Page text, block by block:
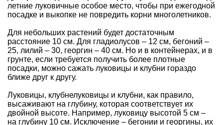
летние луковичные особое место, чтобы при ежегодной
посадке и выкопке не повредить корни многолетников.
Для небольших растений будет достаточным
расстояние 10 см. Для гладиолусов – 12 см, бегоний –
25, лилий – 30, георгин – 40 см. Но и в контейнерах, и в
грунте, если требуется получить более плотные
посадки, можно сажать луковицы и клубни гораздо
ближе друг к другу.
Луковицы, клубнелуковицы и клубни, как правило,
высаживают на глубину, которая соответствует их
двойной высоте. Например, луковицу высотой 5 см –
на глубину 10 см. Исключение – бегонии и георгины, их